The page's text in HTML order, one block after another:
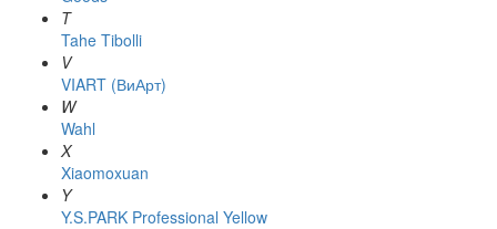
T
Tahe Tibolli
V
VIART (ВиАрт)
W
Wahl
X
Xiaomoxuan
Y
Y.S.PARK Professional Yellow